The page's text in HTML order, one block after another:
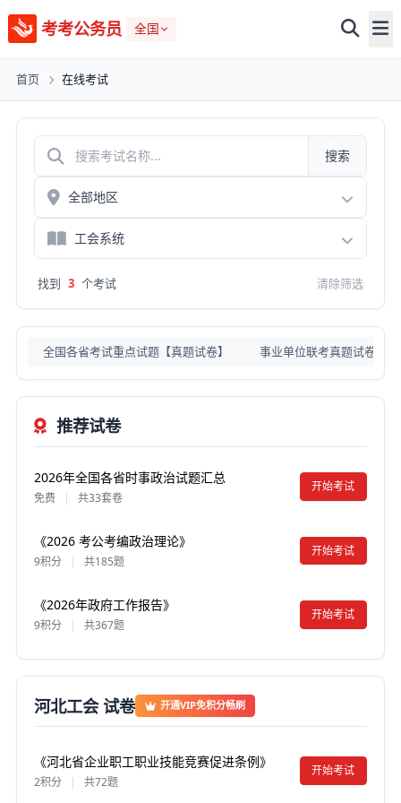
考考公务员 全国
首页 在线考试
搜索
找到 3 个考试 清除筛选
全国各省考试重点试题【真题试卷】 事业单位联考真题试卷
推荐试卷
2026年全国各省时事政治试题汇总
免费 | 共33套卷
开始考试
《2026 考公考编政治理论》
9积分 | 共185题
开始考试
《2026年政府工作报告》
9积分 共367题
开始考试
河北工会 试卷 开通VIP免积分畅刷
《河北省企业职工职业技能竞赛促进条例》
2积分 | 共72题
开始考试